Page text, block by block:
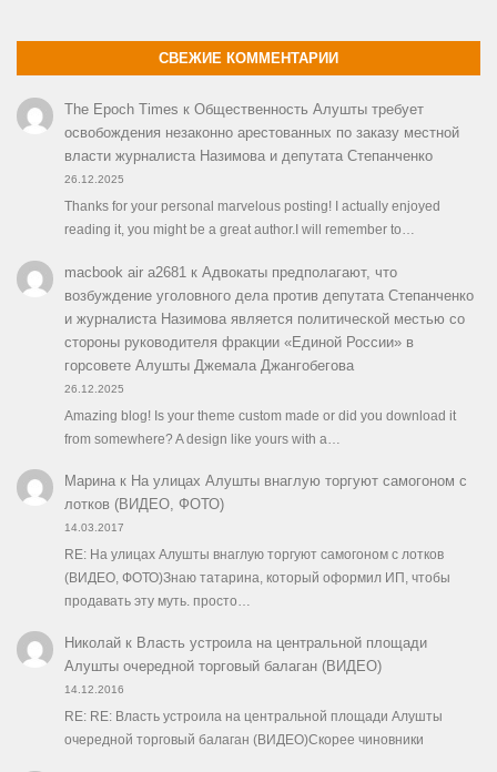
СВЕЖИЕ КОММЕНТАРИИ
The Epoch Times к Общественность Алушты требует
освобождения незаконно арестованных по заказу местной
власти журналиста Назимова и депутата Степанченко
26.12.2025
Thanks for your personal marvelous posting! I actually enjoyed
reading it, you might be a great author.I will remember to…
macbook air a2681 к Адвокаты предполагают, что
возбуждение уголовного дела против депутата Степанченко
и журналиста Назимова является политической местью со
стороны руководителя фракции «Единой России» в
горсовете Алушты Джемала Джангобегова
26.12.2025
Amazing blog! Is your theme custom made or did you download it
from somewhere? A design like yours with a…
Маринак На улицах Алушты внаглую торгуют самогоном с
лотков (ВИДЕО, ФОТО)
14.03.2017
RE: На улицах Алушты внаглую торгуют самогоном с лотков
(ВИДЕО, ФОТО)Знаю татарина, который оформил ИП, чтобы
продавать эту муть. просто…
Николайк Власть устроила на центральной площади
Алушты очередной торговый балаган (ВИДЕО)
14.12.2016
RE: RE: Власть устроила на центральной площади Алушты
очередной торговый балаган (ВИДЕО)Скорее чиновники